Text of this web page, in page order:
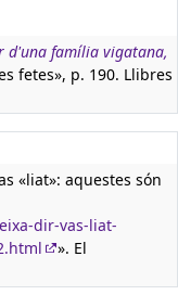
d'una família vigatana,
fetes», p. 190. Llibres
«liat»: aquestes són
dir-vas-liat-
». El